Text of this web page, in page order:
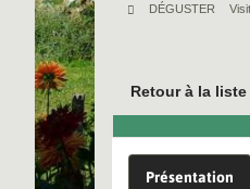
DÉGUSTER
Retour à la liste
Présentation